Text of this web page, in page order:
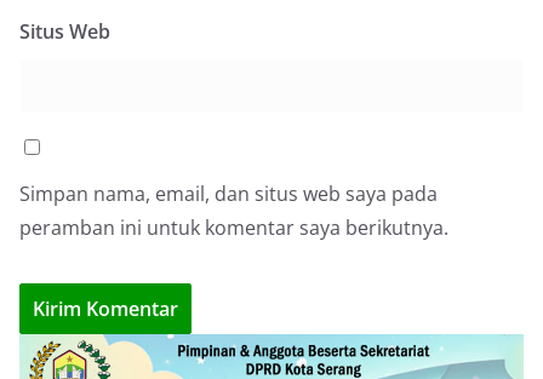
Situs Web
Simpan nama, email, dan situs web saya pada
peramban ini untuk komentar saya berikutnya.